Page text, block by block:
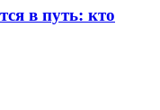
в путь: кто